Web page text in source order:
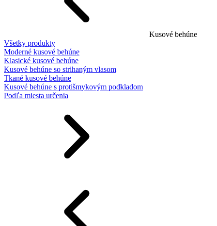
Kusové behúne
Všetky produkty
Moderné kusové behúne
Klasické kusové behúne
Kusové behúne so strihaným vlasom
Tkané kusové behúne
Kusové behúne s protišmykovým podkladom
Podľa miesta určenia